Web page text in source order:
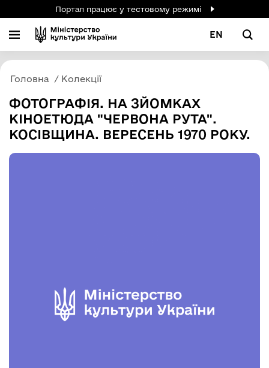
Портал працює у тестовому режимі
EN
Головна Колекції
ФОТОГРАФІЯ. НА ЗЙОМКАХ
КІНОЕТЮДА "ЧЕРВОНА РУТА".
КОСІВЩИНА. ВЕРЕСЕНЬ 1970 РОКУ.